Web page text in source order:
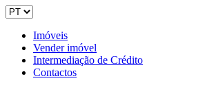
Imóveis
Vender imóvel
Intermediação de Crédito
Contactos